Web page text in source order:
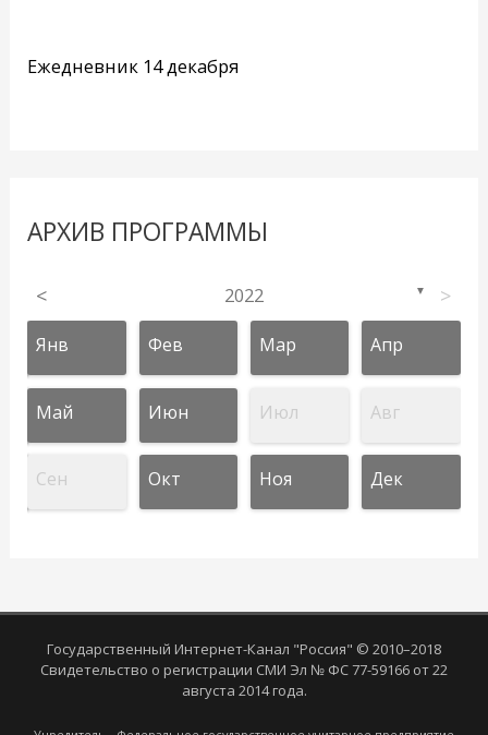
Ежедневник 14 декабря
АРХИВ ПРОГРАММЫ
< 2022 ▼ >
Янв Фев Мар Апр
Май Июн Июл Авг
Сен Окт Ноя Дек
Государственный Интернет-Канал "Россия" © 2010–2018
Свидетельство о регистрации СМИ Эл № ФС 77-59166 от 22
августа 2014 года.